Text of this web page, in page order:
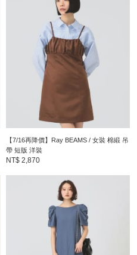
生纖維(纖維素)19% 棉10% 縲縈
裡：聚酯纖維100%
【7/16再降價】Ray BEAMS / 女裝 棉緞 吊
帶 短版 洋裝
NT$ 2,870